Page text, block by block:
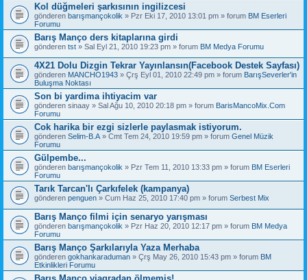
Kol düğmeleri şarkısının ingilizcesi
gönderen barışmançokolik » Pzr Eki 17, 2010 13:01 pm » forum BM Eserleri
Forumu
Barış Manço ders kitaplarına girdi
gönderen tst » Sal Eyl 21, 2010 19:23 pm » forum BM Medya Forumu
4X21 Dolu Dizgin Tekrar Yayınlansın(Facebook Destek Sayfası)
gönderen MANCHO1943 » Çrş Eyl 01, 2010 22:49 pm » forum BarışSeverler'in
Buluşma Noktası
Son bi yardima ihtiyacim var
gönderen sinaay » Sal Ağu 10, 2010 20:18 pm » forum BarisMancoMix.Com
Forumu
Cok harika bir ezgi sizlerle paylasmak istiyorum.
gönderen Selim-B.A » Cmt Tem 24, 2010 19:59 pm » forum Genel Müzik
Forumu
Gülpembe...
gönderen barışmançokolik » Pzr Tem 11, 2010 13:33 pm » forum BM Eserleri
Forumu
Tarık Tarcan'lı Çarkıfelek (kampanya)
gönderen penguen » Cum Haz 25, 2010 17:40 pm » forum Serbest Mix
Barış Manço filmi için senaryo yarışması
gönderen barışmançokolik » Pzr Haz 20, 2010 12:17 pm » forum BM Medya
Forumu
Barış Manço Şarkılarıyla Yaza Merhaba
gönderen gokhankaraduman » Çrş May 26, 2010 15:43 pm » forum BM
Etkinlikleri Forumu
Barış Manço viagradan ölmemiş!